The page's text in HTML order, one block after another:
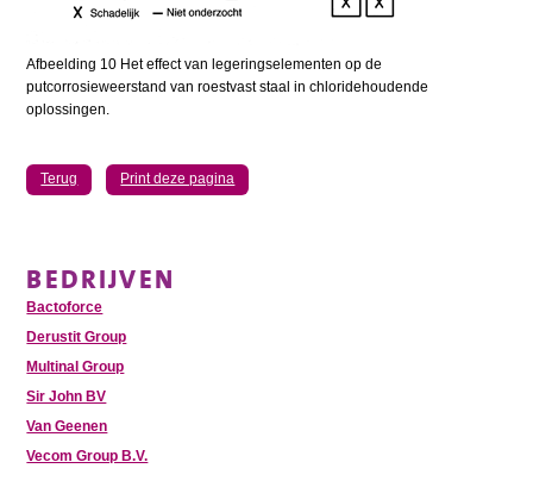
Afbeelding 10 Het effect van legeringselementen op de
putcorrosieweerstand van roestvast staal in chloridehoudende
oplossingen.
Terug Print deze pagina
BEDRIJVEN
Bactoforce
Derustit Group
Multinal Group
Sir John BV
Van Geenen
Vecom Group B.V.